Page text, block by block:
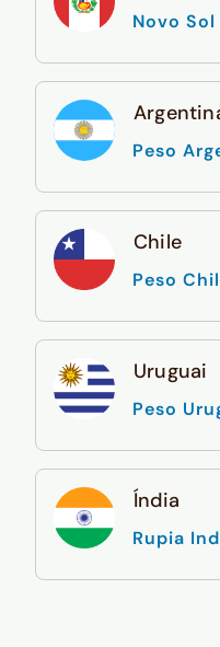
Novo
Peso
Chile
Peso
Uruguai
Peso
Índia
Rupia